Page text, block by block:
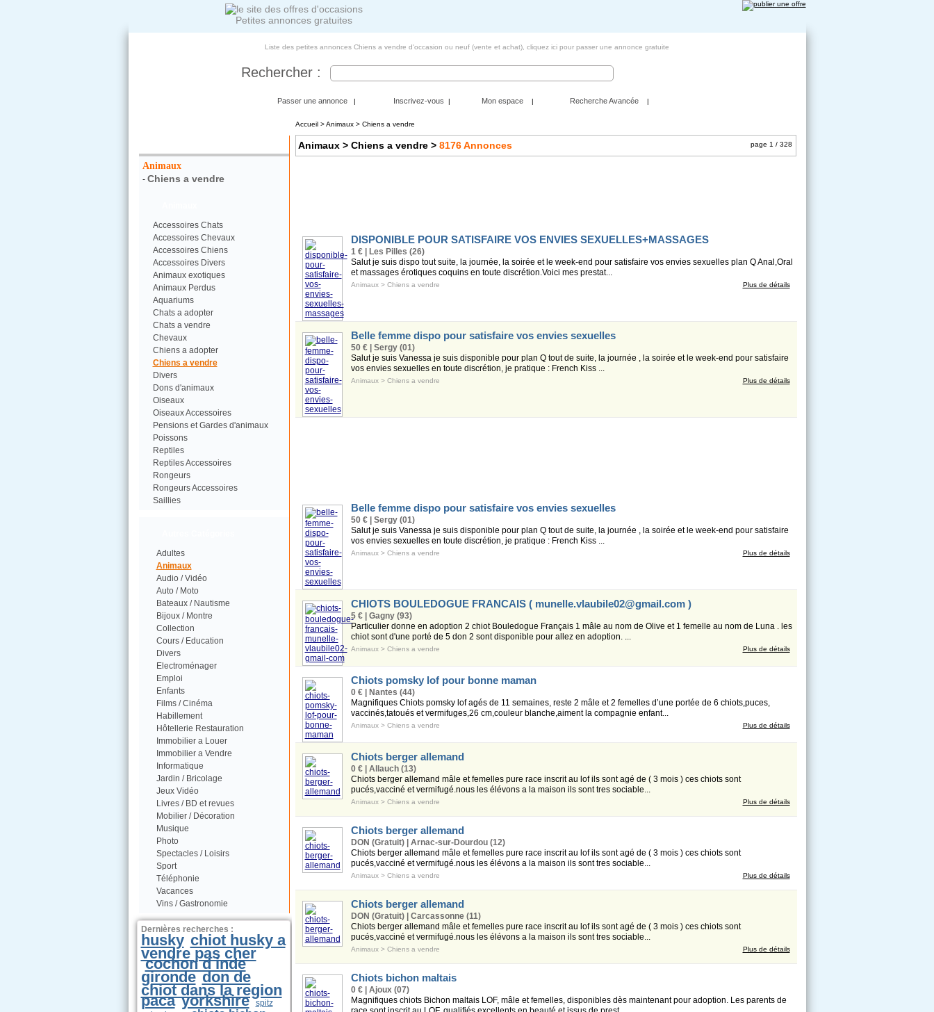
Petites annonces gratuites
Liste des petites annonces Chiens a vendre d'occasion ou neuf (vente et achat), cliquez ici pour passer une annonce gratuite
Rechercher :
Passer une annonce | Inscrivez-vous | Mon espace | Recherche Avancée |
Animaux
- Chiens a vendre
Accessoires Chats
Accessoires Chevaux
Accessoires Chiens
Accessoires Divers
Animaux exotiques
Animaux Perdus
Aquariums
Chats a adopter
Chats a vendre
Chevaux
Chiens a adopter
Chiens a vendre
Divers
Dons d'animaux
Oiseaux
Oiseaux Accessoires
Pensions et Gardes d'animaux
Poissons
Reptiles
Reptiles Accessoires
Rongeurs
Rongeurs Accessoires
Saillies
Adultes
Animaux
Audio / Vidéo
Auto / Moto
Bateaux / Nautisme
Bijoux / Montre
Collection
Cours / Education
Divers
Electroménager
Emploi
Enfants
Films / Cinéma
Habillement
Hôtellerie Restauration
Immobilier a Louer
Immobilier a Vendre
Informatique
Jardin / Bricolage
Jeux Vidéo
Livres / BD et revues
Mobilier / Décoration
Musique
Photo
Spectacles / Loisirs
Sport
Téléphonie
Vacances
Vins / Gastronomie
Dernières recherches :
husky chiot husky a
vendre pas cher
cochon d inde
gironde don de
chiot dans la region
paca yorkshire
spitz
Accueil>Animaux> Chiens a vendre
Animaux> Chiens a vendre> 8176Annonces page 1 / 328
DISPONIBLE POUR SATISFAIRE VOS ENVIES SEXUELLES+MASSAGES
1 € | Les Pilles (26)
Salut je suis dispo tout suite, la journée, la soirée et le week-end pour satisfaire vos envies sexuelles plan Q Anal,Oral
et massages érotiques coquins en toute discrétion.Voici mes prestat...
Animaux> Chiens a vendre Plus de détails
Belle femme dispo pour satisfaire vos envies sexuelles
50 € | Sergy (01)
Salut je suis Vanessa je suis disponible pour plan Q tout de suite, la journée , la soirée et le week-end pour satisfaire
vos envies sexuelles en toute discrétion, je pratique : French Kiss ...
Animaux> Chiens a vendre Plus de détails
Belle femme dispo pour satisfaire vos envies sexuelles
50 € | Sergy (01)
Salut je suis Vanessa je suis disponible pour plan Q tout de suite, la journée , la soirée et le week-end pour satisfaire
vos envies sexuelles en toute discrétion, je pratique : French Kiss ...
Animaux> Chiens a vendre Plus de détails
CHIOTS BOULEDOGUE FRANCAIS ( munelle.vlaubile02@gmail.com)
5 € | Gagny (93)
Particulier donne en adoption 2 chiot Bouledogue Français 1 mâle au nom de Olive et 1 femelle au nom de Luna . les
chiot sont d'une porté de 5 don 2 sont disponible pour allez en adoption. ...
Animaux> Chiens a vendre Plus de détails
Chiots pomsky lof pour bonne maman
0 € | Nantes (44)
Magnifiques Chiots pomsky lof agés de 11 semaines, reste 2 mâle et 2 femelles d’une portée de 6 chiots,puces,
vaccinés,tatoués et vermifuges,26 cm,couleur blanche,aiment la compagnie enfant...
Animaux> Chiens a vendre Plus de détails
Chiots berger allemand
0 € | Allauch (13)
Chiots berger allemand mâle et femelles pure race inscrit au lof ils sont agé de ( 3 mois ) ces chiots sont
pucés,vacciné et vermifugé.nous les élévons a la maison ils sont tres sociable...
Animaux> Chiens a vendre Plus de détails
Chiots berger allemand
DON (Gratuit) | Arnac-sur-Dourdou (12)
Chiots berger allemand mâle et femelles pure race inscrit au lof ils sont agé de ( 3 mois ) ces chiots sont
pucés,vacciné et vermifugé.nous les élévons a la maison ils sont tres sociable...
Animaux> Chiens a vendre Plus de détails
Chiots berger allemand
DON (Gratuit) | Carcassonne (11)
Chiots berger allemand mâle et femelles pure race inscrit au lof ils sont agé de ( 3 mois ) ces chiots sont
pucés,vacciné et vermifugé.nous les élévons a la maison ils sont tres sociable...
Animaux> Chiens a vendre Plus de détails
Chiots bichon maltais
0 € | Ajoux (07)
Magnifiques chiots Bichon maltais LOF, mâle et femelles, disponibles dès maintenant pour adoption. Les parents de